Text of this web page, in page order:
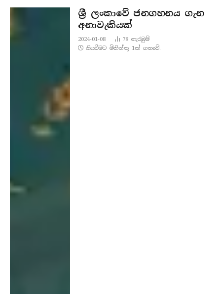
ශ්‍රී ලංකාවේ ජනගහනය ගැන
අනාවැකියක්
2024-01-08 78නැරඹු​ම්
කියවීමට මිනිත්තු 1ක් ගතවේ.